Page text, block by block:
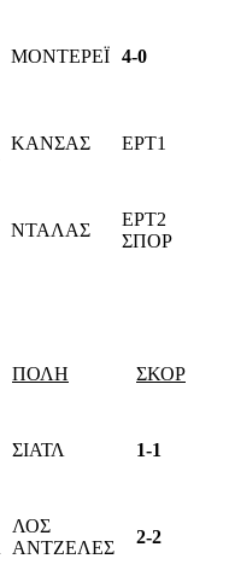
ΜΟΝΤΕΡΕΪ 4-0
ΚΑΝΣΑΣ ΕΡΤ1
ΝΤΑΛΑΣ
ΕΡΤ2
ΣΠΟΡ
ΠΟΛΗ ΣΚΟΡ
ΣΙΑΤΛ 1-1
ΛΟΣ
ΑΝΤΖΕΛΕΣ
2-2